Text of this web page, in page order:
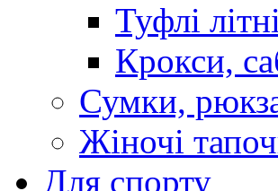
Туфлі
Крокси,
Сумки,
Жіночі
Для спорту